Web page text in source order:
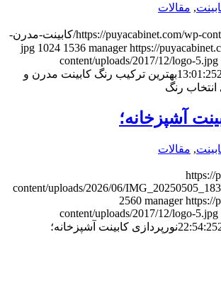
, مقالات
https://puyacabinet.com/wp-content/uploads/2026/06/کابینت-مدرن-
1024 1536 manager https://
content/uploads/2017/12/logo-5.jpg
13:01:25بهترین ترکیب رنگ کابینت مدرن و
انتخاب رنگ
آشپزخانه؛
, مقالات
https://
content/uploads/2026/06/
2560 manager https://
content/uploads/2017/12/logo-5.jpg
22:54:25نورپردازی کابینت آشپزخانه؛